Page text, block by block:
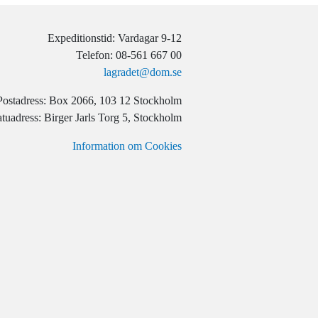
Expeditionstid: Vardagar 9-12
Telefon: 08-561 667 00
lagradet@dom.se
Box 2066, 103 12 Stockholm
Birger Jarls Torg 5, Stockholm
Information om Cookies